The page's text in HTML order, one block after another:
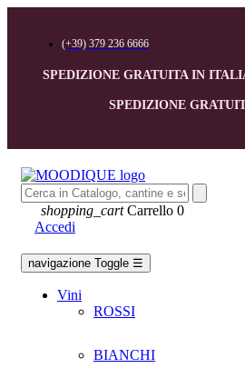
(+39) 379 236 6666
SPEDIZIONE GRATUITA IN
SPEDIZIONE
shopping_cart Carrello 0
Accedi
navigazione Toggle ☰
Vini
ROSSI
BIANCHI